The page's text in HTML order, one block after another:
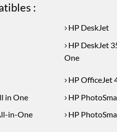
:
HP DeskJet
HP DeskJet
One
HP OfficeJet
in One
HP
in-One
HP